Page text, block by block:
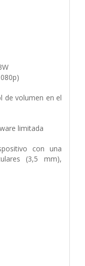
de volumen en el
limitada
con una
(3,5 mm),